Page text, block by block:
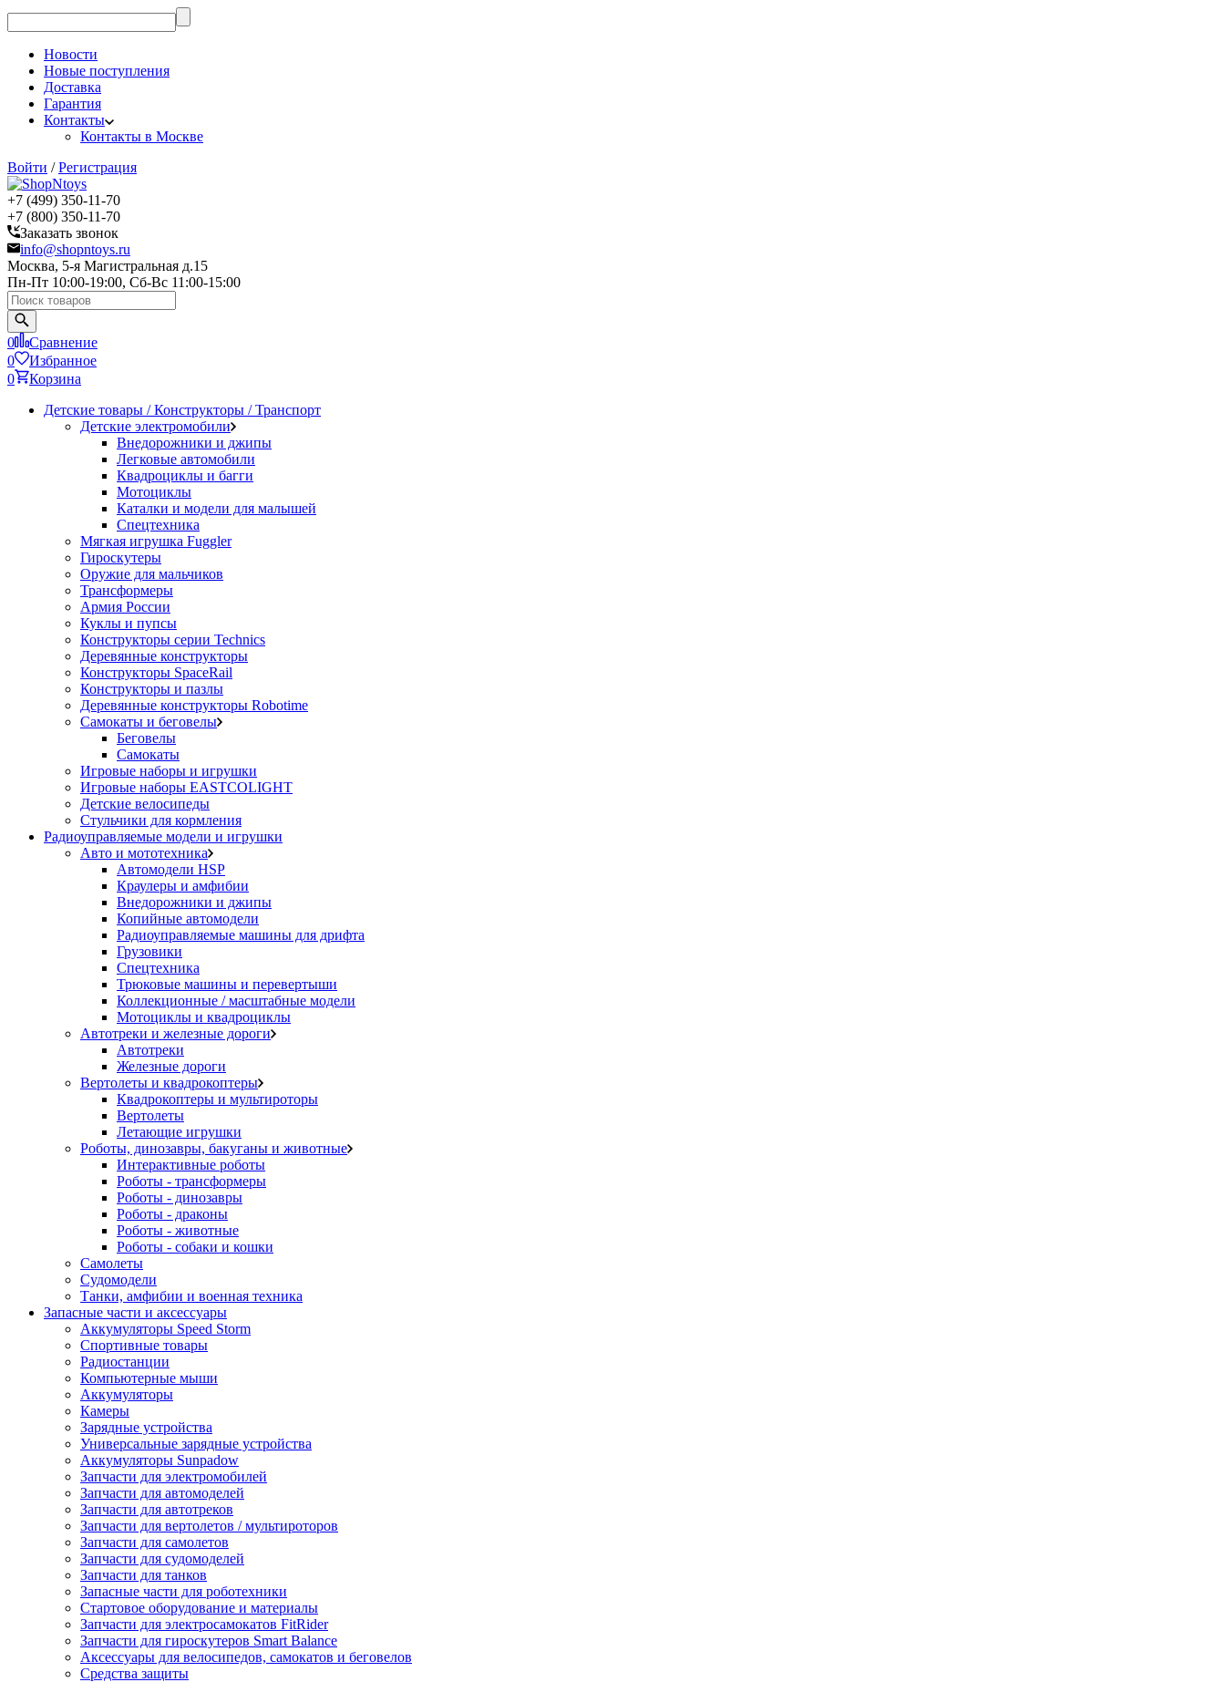
Новости
Новые поступления
Доставка
Гарантия
Контакты
Контакты в Москве
Войти /Регистрация
+7 (499) 350-11-70
+7 (800) 350-11-70
Заказать звонок
info@shopntoys.ru
Москва, 5-я Магистральная д.15
Пн-Пт 10:00-19:00, Сб-Вс 11:00-15:00
0
Сравнение
0
Избранное
0
Корзина
Детские товары / Конструкторы / Транспорт
Детские электромобили
Внедорожники и джипы
Легковые автомобили
Квадроциклы и багги
Мотоциклы
Каталки и модели для малышей
Спецтехника
Мягкая игрушка Fuggler
Гироскутеры
Оружие для мальчиков
Трансформеры
Армия России
Куклы и пупсы
Конструкторы серии Technics
Деревянные конструкторы
Конструкторы SpaceRail
Конструкторы и пазлы
Деревянные конструкторы Robotime
Самокаты и беговелы
Беговелы
Самокаты
Игровые наборы и игрушки
Игровые наборы EASTCOLIGHT
Детские велосипеды
Стульчики для кормления
Радиоуправляемые модели и игрушки
Авто и мототехника
Автомодели HSP
Краулеры и амфибии
Внедорожники и джипы
Копийные автомодели
Радиоуправляемые машины для дрифта
Грузовики
Спецтехника
Трюковые машины и перевертыши
Коллекционные / масштабные модели
Мотоциклы и квадроциклы
Автотреки и железные дороги
Автотреки
Железные дороги
Вертолеты и квадрокоптеры
Квадрокоптеры и мультироторы
Вертолеты
Летающие игрушки
Роботы, динозавры, бакуганы и животные
Интерактивные роботы
Роботы - трансформеры
Роботы - динозавры
Роботы - драконы
Роботы - животные
Роботы - собаки и кошки
Самолеты
Судомодели
Танки, амфибии и военная техника
Запасные части и аксессуары
Аккумуляторы Speed Storm
Спортивные товары
Радиостанции
Компьютерные мыши
Аккумуляторы
Камеры
Зарядные устройства
Универсальные зарядные устройства
Аккумуляторы Sunpadow
Запчасти для электромобилей
Запчасти для автомоделей
Запчасти для автотреков
Запчасти для вертолетов / мультироторов
Запчасти для самолетов
Запчасти для судомоделей
Запчасти для танков
Запасные части для роботехники
Стартовое оборудование и материалы
Запчасти для электросамокатов FitRider
Запчасти для гироскутеров Smart Balance
Аксессуары для велосипедов, самокатов и беговелов
Средства защиты